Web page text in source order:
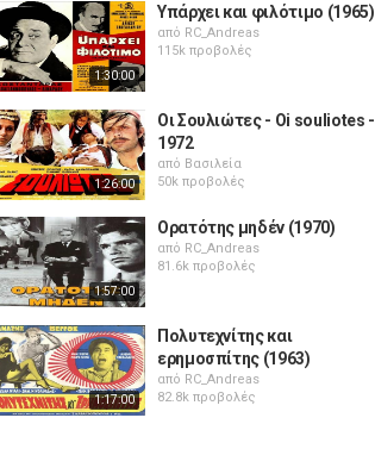
1:30:00
Υπάρχει και φιλότιμο (1965)
από RC_Andreas
115k προβολές
1:26:00
Οι Σουλιώτες - Oi souliotes -
1972
από Βασιλεία
50k προβολές
1:57:00
Ορατότης μηδέν (1970)
από RC_Andreas
81.6k προβολές
1:17:00
Πολυτεχνίτης και
ερημοσπίτης (1963)
από RC_Andreas
82.8k προβολές